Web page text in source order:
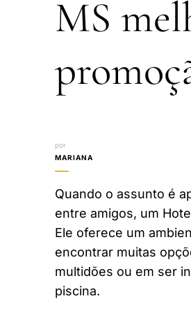
MS
por
MARIANA
Quando o assunto é
entre amigos, um
Ele oferece um
encontrar muitas
multidões ou em ser
piscina.